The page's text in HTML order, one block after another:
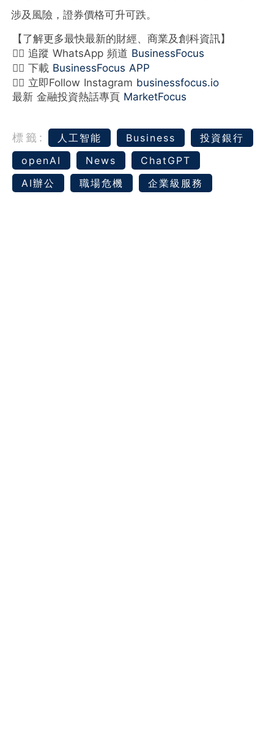
涉及風險，證券價格可升可跌。
【了解更多最快最新的財經、商業及創科資訊】
👉🏻 追蹤 WhatsApp 頻道 BusinessFocus
👉🏻 下載 BusinessFocus APP
👉🏻 立即Follow Instagram businessfocus.io
最新 金融投資熱話專頁 MarketFocus
標籤: 人工智能 Business
投資銀行
openAI
News
ChatGPT
AI辦公
職場危機 企業級服務